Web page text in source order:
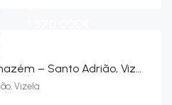
Pavilhão Industrial / Armazém – Santo Adrião, Vizela
Vizela